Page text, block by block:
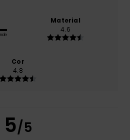
Material
4.6
Cor
4.8
5/5